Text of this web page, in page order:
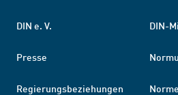
DIN e. V.
Presse
Regierungsbeziehungen
DIN-